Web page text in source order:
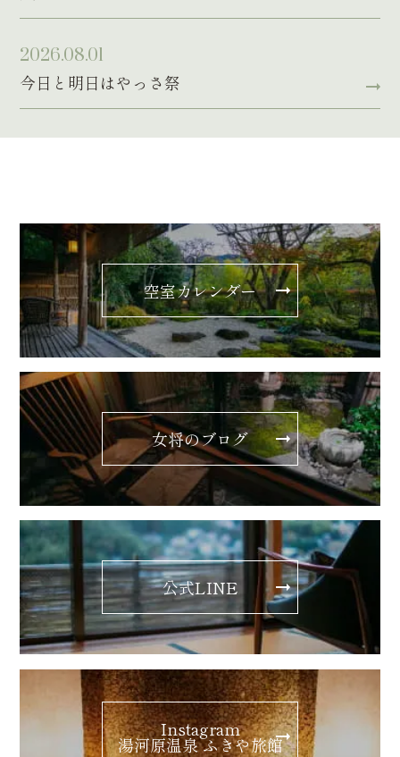
2026.08.01
今日と明日はやっさ祭
空室カレンダー
女将のブログ
公式LINE
Instagram
湯河原温泉 ふきや旅館